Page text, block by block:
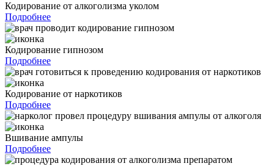
Кодирование от алкоголизма уколом
Подробнее
Кодирование гипнозом
Подробнее
Кодирование от наркотиков
Подробнее
Вшивание ампулы
Подробнее